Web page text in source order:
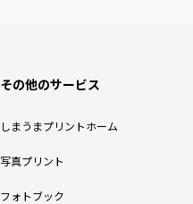
その他のサービス
しまうまプリントホーム
写真プリント
フォトブック